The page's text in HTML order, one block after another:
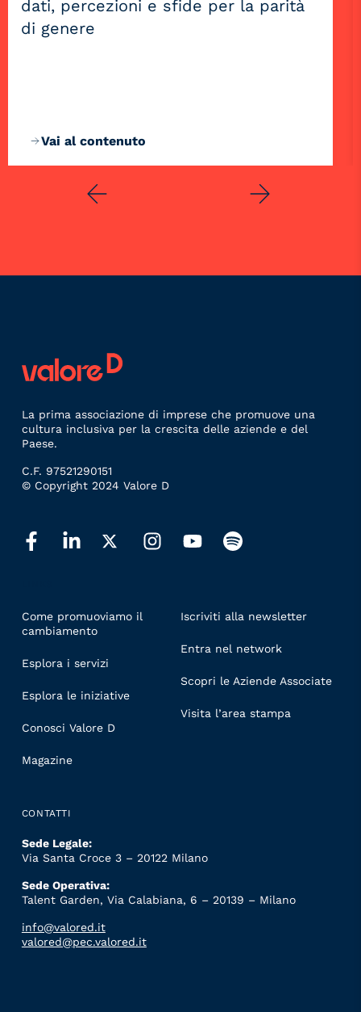
dati, percezioni e sfide per la parità
di genere
Vai al contenuto
La prima associazione di imprese che promuove una
cultura inclusiva per la crescita delle aziende e del
Paese.
C.F. 97521290151
© Copyright 2024 Valore D
Come promuoviamo il
cambiamento
Esplora i servizi
Esplora le iniziative
Conosci Valore D
Magazine
Iscriviti alla newsletter
Entra nel network
Scopri le Aziende Associate
Visita l’area stampa
CONTATTI
Sede Legale:
Via Santa Croce 3 – 20122 Milano
Sede Operativa:
Talent Garden, Via Calabiana, 6 – 20139 – Milano
info@valored.it
valored@pec.valored.it